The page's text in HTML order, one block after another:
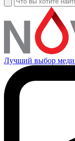
Лучший выбор